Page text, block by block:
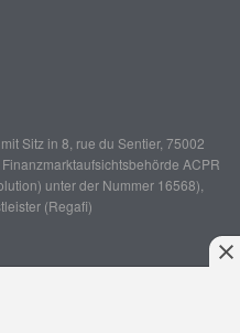
Sitz in 8, rue du Sentier, 75002
ACPR
unter der Nummer 16568),
(Regafi)